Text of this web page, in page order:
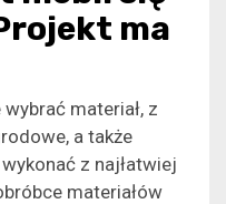
ma
materiał, z
a także
z najłatwiej
materiałów